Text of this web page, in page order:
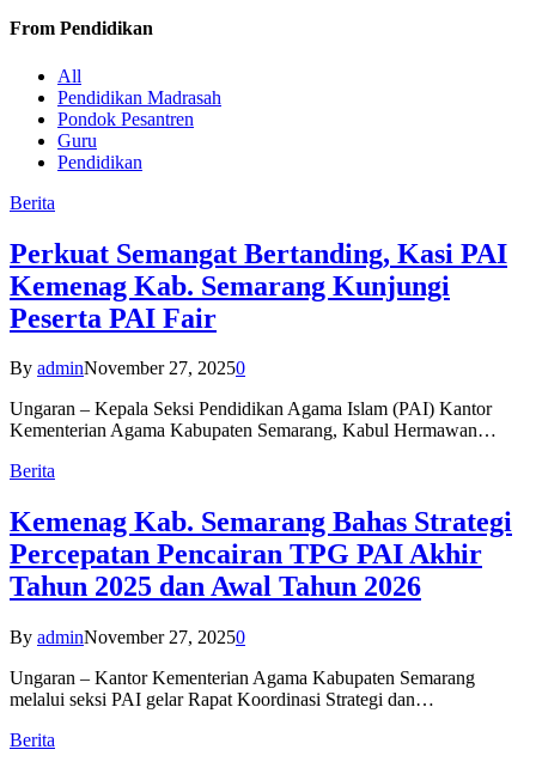
From Pendidikan
All
Pendidikan Madrasah
Pondok Pesantren
Guru
Pendidikan
Berita
Perkuat Semangat Bertanding, Kasi PAI
Kemenag Kab. Semarang Kunjungi
Peserta PAI Fair
By adminNovember 27, 20250
Ungaran – Kepala Seksi Pendidikan Agama Islam (PAI) Kantor
Kementerian Agama Kabupaten Semarang, Kabul Hermawan…
Berita
Kemenag Kab. Semarang Bahas Strategi
Percepatan Pencairan TPG PAI Akhir
Tahun 2025 dan Awal Tahun 2026
By adminNovember 27, 20250
Ungaran – Kantor Kementerian Agama Kabupaten Semarang
melalui seksi PAI gelar Rapat Koordinasi Strategi dan…
Berita